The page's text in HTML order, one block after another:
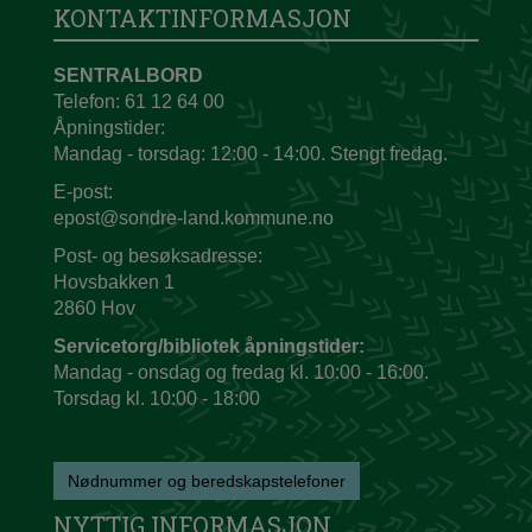
KONTAKTINFORMASJON
SENTRALBORD
Telefon: 61 12 64 00
Åpningstider:
Mandag - torsdag: 12:00 - 14:00. Stengt fredag.
E-post:
epost@sondre-land.kommune.no
Post- og besøksadresse:
Hovsbakken 1
2860 Hov
Servicetorg/bibliotek åpningstider:
Mandag - onsdag og fredag kl. 10:00 - 16:00.
Torsdag kl. 10:00 - 18:00
Nødnummer og beredskapstelefoner
NYTTIG INFORMASJON